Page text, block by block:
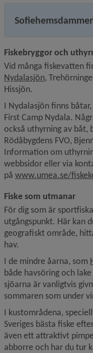
Fiskebryggor och
Nydalasjön,
Hissjön.
I Nydalasjön finns
First Camp Nydala.
också uthyrning av båt,
Rödåbygdens FVO,
Information om
webbsidor eller via
på www.umea.se/
Fiske som utmanar
För dig som är
utgångspunkt. Här kan
geografiskt område,
hav.
I de mindre åarna, som
både havsöring och
sjöarna är vanligtvis
sommaren som under
I kustområdena,
Sveriges bästa fiske
även ett attraktivt
abborre och har du tur